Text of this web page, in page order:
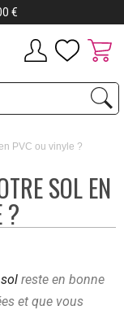
PVC ou vinyle ?
SOL EN
?
sol reste en bonne
et que vous